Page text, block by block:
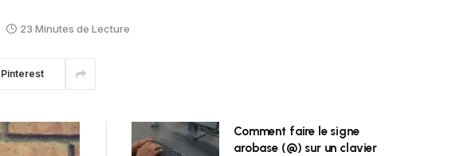
23 Minutes de Lecture
Pinterest
Comment faire le signe
arobase (@) sur un clavier